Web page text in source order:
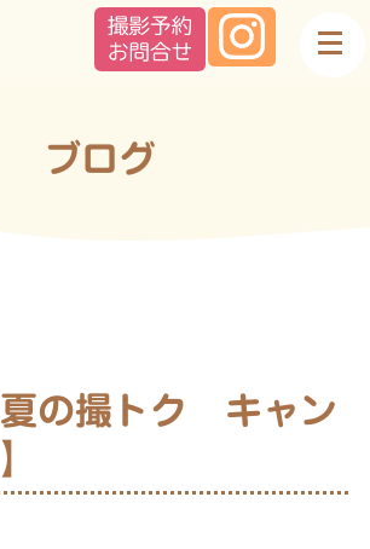
ブログ
夏の撮トク キャン